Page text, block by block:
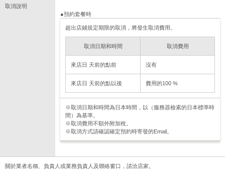
取消說明
●預約套餐時
超出店鋪規定期限的取消，將發生取消費用。
取消日期和時間 取消費用
來店日 天前的點前 沒有
來店日 天前的點以後 費用的100 %
※取消日期和時間為日本時間，以（服務器檢索的日本標準時
間）為基準。
※取消費用不額外附加稅。
※取消方式請確認確定預約時寄發的Email。
關於業者名稱、負責人或業務負責人及聯絡窗口，請洽店家。